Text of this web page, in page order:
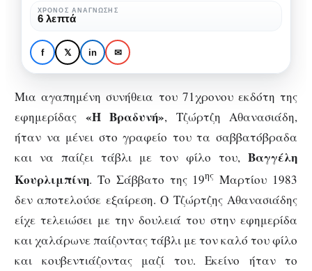
Ποιος δολοφόνησε τον
Τζώρτζη Αθανασιάδη,
εκδότη της «Βραδυνής»,
μέσα στο γραφείο του;
Αθανασιάδη,
εκδότη
της
«Βραδυνής»,
στο
γραφείο
του;
ΧΡΌΝΟΣ ΑΝΆΓΝΩΣΗΣ
6 λεπτά
f 𝕏 in ✉
Μια αγαπημένη συνήθεια του 71χρονου εκδότη της
εφημερίδας «Η Βραδυνή», Τζώρτζη Αθανασιάδη,
ήταν να μένει στο γραφείο του τα σαββατόβραδα
και να παίζει τάβλι με τον φίλο του, Βαγγέλη
Κουρλιμπίνη. Το Σάββατο της 19ης Μαρτίου 1983
δεν αποτελούσε εξαίρεση. Ο Τζώρτζης Αθανασιάδης
είχε τελειώσει με την δουλειά του στην εφημερίδα
και χαλάρωνε παίζοντας τάβλι με τον καλό του φίλο
και κουβεντιάζοντας μαζί του. Εκείνο ήταν το